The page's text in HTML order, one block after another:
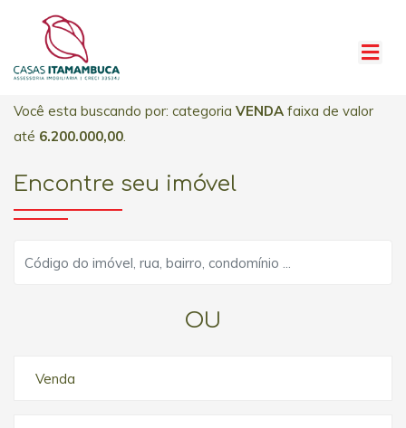
Você esta buscando por: categoria VENDA faixa de valor
até 6.200.000,00
Encontre seu imóvel
OU
Venda